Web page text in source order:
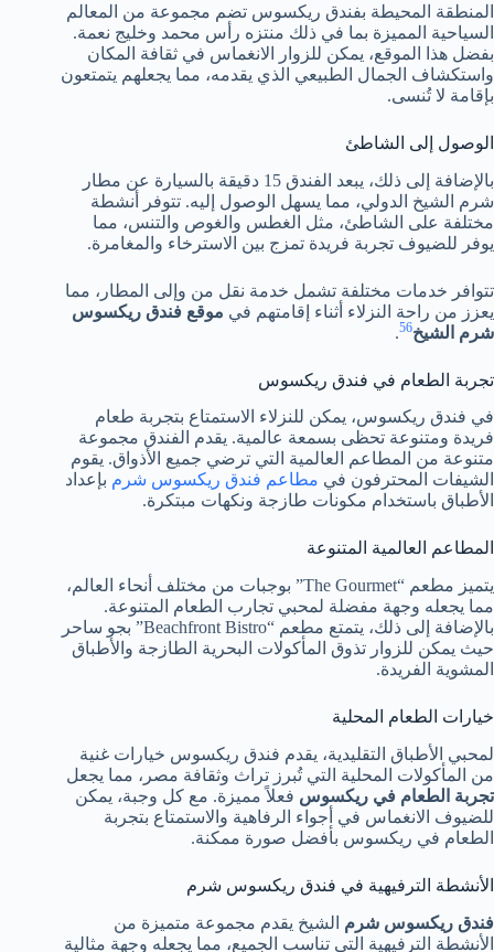
المنطقة المحيطة بفندق ريكسوس تضم مجموعة من المعالم
السياحية المميزة بما في ذلك منتزه رأس محمد وخليج نعمة.
بفضل هذا الموقع، يمكن للزوار الانغماس في ثقافة المكان
واستكشاف الجمال الطبيعي الذي يقدمه، مما يجعلهم يتمتعون
بإقامة لا تُنسى.
الوصول إلى الشاطئ
بالإضافة إلى ذلك، يبعد الفندق 15 دقيقة بالسيارة عن مطار
شرم الشيخ الدولي، مما يسهل الوصول إليه. تتوفر أنشطة
مختلفة على الشاطئ، مثل الغطس والغوص والتنس، مما
يوفر للضيوف تجربة فريدة تمزج بين الاسترخاء والمغامرة.
تتوافر خدمات مختلفة تشمل خدمة نقل من وإلى المطار، مما
يعزز من راحة النزلاء أثناء إقامتهم في موقع فندق ريكسوس
شرم الشيخ 56
.
تجربة الطعام في فندق ريكسوس
في فندق ريكسوس، يمكن للنزلاء الاستمتاع بتجربة طعام
فريدة ومتنوعة تحظى بسمعة عالمية. يقدم الفندق مجموعة
متنوعة من المطاعم العالمية التي ترضي جميع الأذواق. يقوم
الشيفات المحترفون في مطاعم فندق ريكسوس شرم بإعداد
الأطباق باستخدام مكونات طازجة ونكهات مبتكرة.
المطاعم العالمية المتنوعة
يتميز مطعم “The Gourmet” بوجبات من مختلف أنحاء العالم،
مما يجعله وجهة مفضلة لمحبي تجارب الطعام المتنوعة.
بالإضافة إلى ذلك، يتمتع مطعم “Beachfront Bistro” بجو ساحر
حيث يمكن للزوار تذوق المأكولات البحرية الطازجة والأطباق
المشوية الفريدة.
خيارات الطعام المحلية
لمحبي الأطباق التقليدية، يقدم فندق ريكسوس خيارات غنية
من المأكولات المحلية التي تُبرز تراث وثقافة مصر، مما يجعل
تجربة الطعام في ريكسوس فعلاً مميزة. مع كل وجبة، يمكن
للضيوف الانغماس في أجواء الرفاهية والاستمتاع بتجربة
الطعام في ريكسوس بأفضل صورة ممكنة.
الأنشطة الترفيهية في فندق ريكسوس شرم
فندق ريكسوس شرم الشيخ يقدم مجموعة متميزة من
الأنشطة الترفيهية التي تناسب الجميع، مما يجعله وجهة مثالية